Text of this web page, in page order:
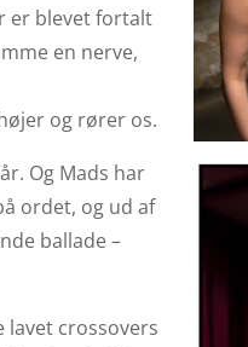
er blevet fortalt
en nerve,
og rører os.
Og Mads har
ordet, og ud af
ballade –
lavet crossovers